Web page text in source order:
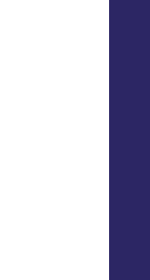
à
Zapier.